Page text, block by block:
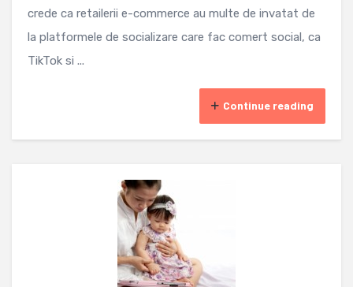
crede ca retailerii e-commerce au multe de invatat de
la platformele de socializare care fac comert social, ca
TikTok si ...
Continue reading